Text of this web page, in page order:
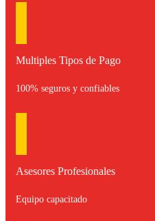
Multiples Tipos de Pago
100% seguros y confiables
Asesores Profesionales
Equipo capacitado